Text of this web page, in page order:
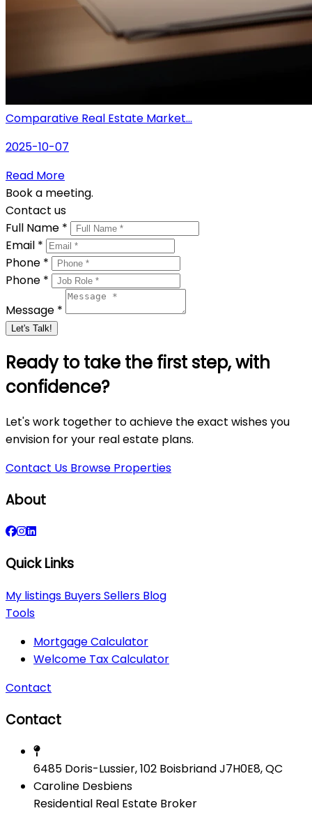
Comparative Real Estate Market...
2025-10-07
Read More
Book a meeting.
Contact us
Full Name *
Email *
Phone *
Phone *
Message *
Let's Talk!
Ready to take the first step, with
confidence?
Let's work together to achieve the exact wishes you
envision for your real estate plans.
Contact Us Browse Properties
About
Quick Links
My listings BuyersSellers Blog
Tools
Mortgage Calculator
Welcome Tax Calculator
Contact
Contact
6485 Doris-Lussier, 102 Boisbriand J7H0E8, QC
Caroline Desbiens
Residential Real Estate Broker